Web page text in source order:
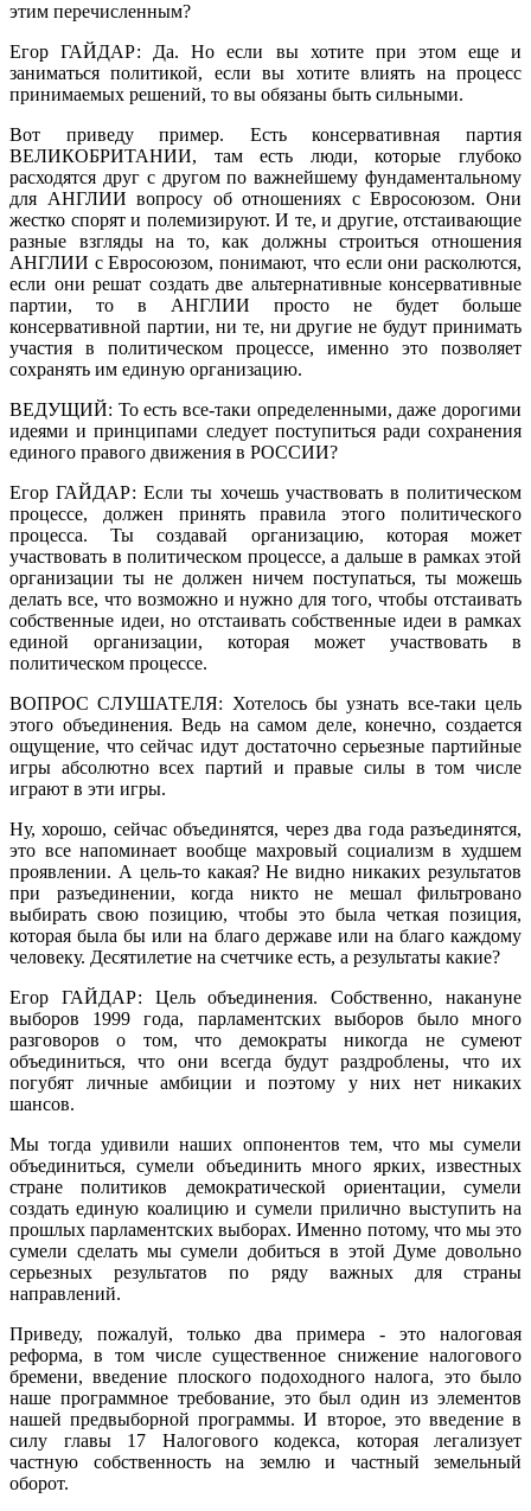
этим перечисленным?
Егор ГАЙДАР: Да. Но если вы хотите при этом еще и
заниматься политикой, если вы хотите влиять на процесс
принимаемых решений, то вы обязаны быть сильными.
Вот приведу пример. Есть консервативная партия
ВЕЛИКОБРИТАНИИ, там есть люди, которые глубоко
расходятся друг с другом по важнейшему фундаментальному
для АНГЛИИ вопросу об отношениях с Евросоюзом. Они
жестко спорят и полемизируют. И те, и другие, отстаивающие
разные взгляды на то, как должны строиться отношения
АНГЛИИ с Евросоюзом, понимают, что если они расколются,
если они решат создать две альтернативные консервативные
партии, то в АНГЛИИ просто не будет больше
консервативной партии, ни те, ни другие не будут принимать
участия в политическом процессе, именно это позволяет
сохранять им единую организацию.
ВЕДУЩИЙ: То есть все-таки определенными, даже дорогими
идеями и принципами следует поступиться ради сохранения
единого правого движения в РОССИИ?
Егор ГАЙДАР: Если ты хочешь участвовать в политическом
процессе, должен принять правила этого политического
процесса. Ты создавай организацию, которая может
участвовать в политическом процессе, а дальше в рамках этой
организации ты не должен ничем поступаться, ты можешь
делать все, что возможно и нужно для того, чтобы отстаивать
собственные идеи, но отстаивать собственные идеи в рамках
единой организации, которая может участвовать в
политическом процессе.
ВОПРОС СЛУШАТЕЛЯ: Хотелось бы узнать все-таки цель
этого объединения. Ведь на самом деле, конечно, создается
ощущение, что сейчас идут достаточно серьезные партийные
игры абсолютно всех партий и правые силы в том числе
играют в эти игры.
Ну, хорошо, сейчас объединятся, через два года разъединятся,
это все напоминает вообще махровый социализм в худшем
проявлении. А цель-то какая? Не видно никаких результатов
при разъединении, когда никто не мешал фильтровано
выбирать свою позицию, чтобы это была четкая позиция,
которая была бы или на благо державе или на благо каждому
человеку. Десятилетие на счетчике есть, а результаты какие?
Егор ГАЙДАР: Цель объединения. Собственно, накануне
выборов 1999 года, парламентских выборов было много
разговоров о том, что демократы никогда не сумеют
объединиться, что они всегда будут раздроблены, что их
погубят личные амбиции и поэтому у них нет никаких
шансов.
Мы тогда удивили наших оппонентов тем, что мы сумели
объединиться, сумели объединить много ярких, известных
стране политиков демократической ориентации, сумели
создать единую коалицию и сумели прилично выступить на
прошлых парламентских выборах. Именно потому, что мы это
сумели сделать мы сумели добиться в этой Думе довольно
серьезных результатов по ряду важных для страны
направлений.
Приведу, пожалуй, только два примера - это налоговая
реформа, в том числе существенное снижение налогового
бремени, введение плоского подоходного налога, это было
наше программное требование, это был один из элементов
нашей предвыборной программы. И второе, это введение в
силу главы 17 Налогового кодекса, которая легализует
частную собственность на землю и частный земельный
оборот.